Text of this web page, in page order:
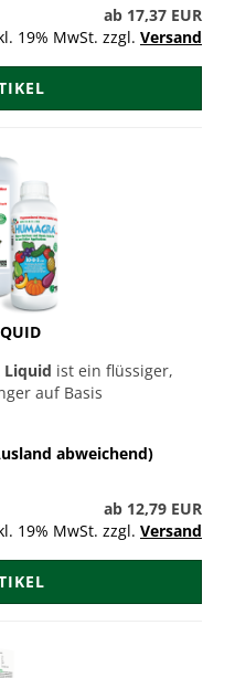
ab 17,37 EUR
19% MwSt. zzgl. Versand
Liquid ist ein flüssiger,
auf Basis
abweichend)
ab 12,79 EUR
19% MwSt. zzgl. Versand